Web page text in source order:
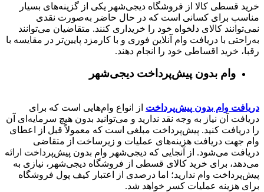
خرید قسطی کالا از فروشگاه دیجی‌شهر یکی از گزینه‌های بسیار
مناسب برای کسانی است که در حال حاضر به‌صورت نقدی
نمی‌توانند کالای دلخواه خود را خریداری کنند. متقاضیان می‌توانند
به‌راحتی با دریافت وام آنلاین فوری و با کارمزد پایین‌تر در مقایسه با
رقبا، خرید اقساطی خود را انجام دهند.
وام بدون پیش‌پرداخت‌ دیجی‌شهر
دریافت وام بدون پیش‌پرداخت از انواع وام‌هایی است که برای
دریافت آن نیاز به وجه نقد ندارید و می‌توانید بدون هیچ سرمایه‌ای آن
را دریافت کنید. پیش‌پرداخت مبلغی است که معمولاً قبل از اعطای
وام جهت دریافت هزینه‌های عملیات و زیرساخت از متقاضی
دریافت می‌شود. از آنجایی که دیجی‌شهر وام بدون پیش‌پرداخت ارائه
می‌دهد، برای خرید کالای قسطی از فروشگاه دیجی‌شهر، نیازی به
پیش‌پرداخت وام ندارید؛ اما درصدی از اعتبار کیف پول فروشگاه
برای هزینه عملیات کسر خواهد شد.